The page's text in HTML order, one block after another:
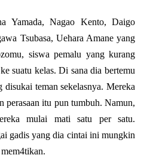
Yamada, Nagao Kento, Daigo
Tsubasa, Uehara Amane yang
siswa pemalu yang kurang
suatu kelas. Di sana dia bertemu
teman sekelasnya. Mereka
perasaan itu pun tumbuh. Namun,
mulai mati satu per satu.
gadis yang dia cintai ini mungkin